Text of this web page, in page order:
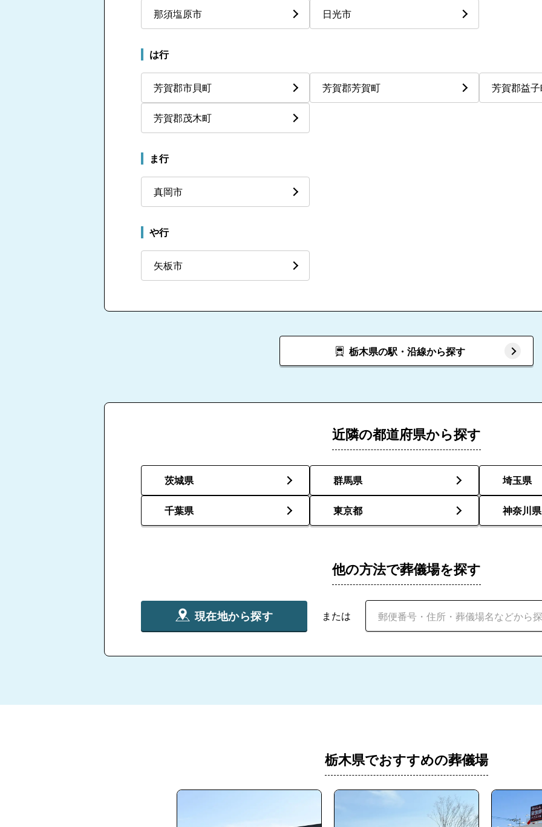
那須塩原市 日光市
は行
芳賀郡市貝町 芳賀郡芳賀町 芳賀郡益
芳賀郡茂木町
ま行
真岡市
や行
矢板市
栃木県の駅・沿線から探す
近隣の都道府県から探す
茨城県 群馬県 埼玉県
千葉県 東京都 神奈川県
他の方法で葬儀場を探す
現在地から探す または
栃木県でおすすめの葬儀場